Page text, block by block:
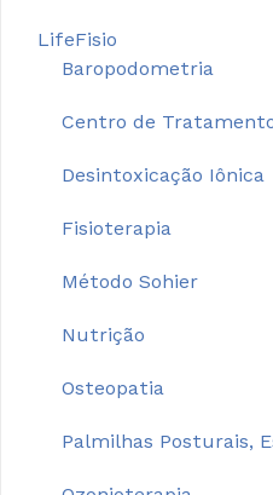
LifeFisio
Baropodometria
Centro de
Desintoxicação Iônica
Fisioterapia
Método Sohier
Nutrição
Osteopatia
Palmilhas Posturais,